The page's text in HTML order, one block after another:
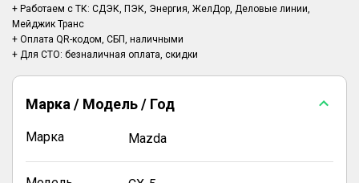
+ Работаем с ТК: СДЭК, ПЭК, Энергия, ЖелДор, Деловые линии,
Мейджик Транс
+ Оплата QR-кодом, СБП, наличными
Марка / Модель / Год
Марка Mazda